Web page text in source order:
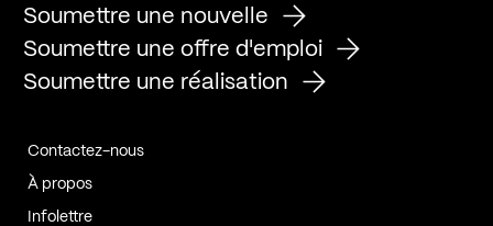
Soumettre une nouvelle
Soumettre une offre d'emploi
Soumettre une réalisation
Contactez-nous
À propos
Infolettre